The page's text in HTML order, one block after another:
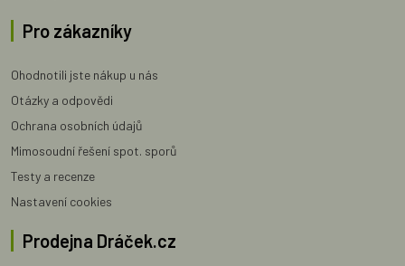
Pro zákazníky
Ohodnotili jste nákup u nás
Otázky a odpovědi
Ochrana osobních údajů
Mimosoudní řešení spot. sporů
Testy a recenze
Nastavení cookies
Prodejna Dráček.cz